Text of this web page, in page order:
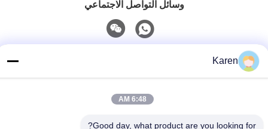
وسائل التواصل الاجتماعي
تيل
+86-18912490312
بريد إلكتروني
Karen
6:48 AM
Good day, what product are you looking for?